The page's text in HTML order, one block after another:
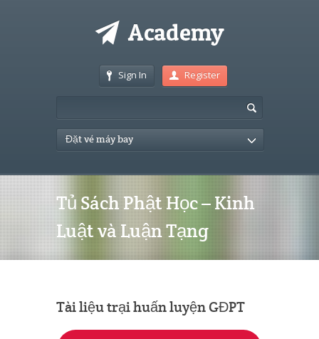
Sign In Register
Đặt vé máy bay
Tủ Sách Phật Học – Kinh
Luật và Luận Tạng
Tài liệu trại huấn luyện GĐPT